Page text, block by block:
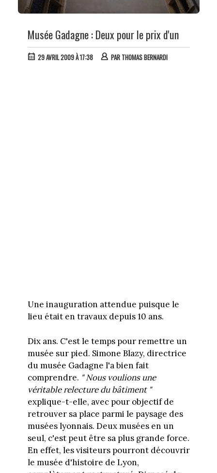
Musée Gadagne : Deux pour le prix d'un
29 AVRIL 2009 À 17:38 PAR THOMAS BERNARDI
Une inauguration attendue puisque le
lieu était en travaux depuis 10 ans.
Dix ans. C'est le temps pour remettre un
musée sur pied. Simone Blazy, directrice
du musée Gadagne l'a bien fait
comprendre. " Nous voulions une
véritable relecture du bâtiment "
explique-t-elle, avec pour objectif de
retrouver sa place parmi le paysage des
musées lyonnais. Deux musées en un
seul, c'est peut être sa plus grande force.
En effet, les visiteurs pourront découvrir
le musée d'histoire de Lyon,